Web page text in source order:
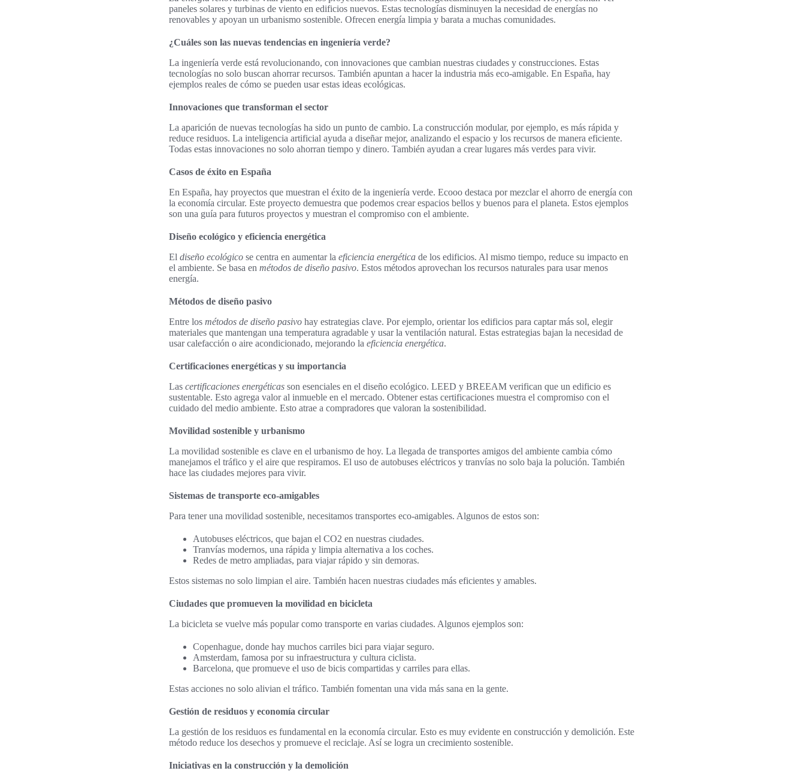
paneles solares y turbinas de viento en edificios nuevos. Estas tecnologías disminuyen la necesidad de energías no
renovables y apoyan un urbanismo sostenible. Ofrecen energía limpia y barata a muchas comunidades.
¿Cuáles son las nuevas tendencias en ingeniería verde?
La ingeniería verde está revolucionando, con innovaciones que cambian nuestras ciudades y construcciones. Estas
tecnologías no solo buscan ahorrar recursos. También apuntan a hacer la industria más eco-amigable. En España, hay
ejemplos reales de cómo se pueden usar estas ideas ecológicas.
Innovaciones que transforman el sector
La aparición de nuevas tecnologías ha sido un punto de cambio. La construcción modular, por ejemplo, es más rápida y
reduce residuos. La inteligencia artificial ayuda a diseñar mejor, analizando el espacio y los recursos de manera eficiente.
Todas estas innovaciones no solo ahorran tiempo y dinero. También ayudan a crear lugares más verdes para vivir.
Casos de éxito en España
En España, hay proyectos que muestran el éxito de la ingeniería verde. Ecooo destaca por mezclar el ahorro de energía con
la economía circular. Este proyecto demuestra que podemos crear espacios bellos y buenos para el planeta. Estos ejemplos
son una guía para futuros proyectos y muestran el compromiso con el ambiente.
Diseño ecológico y eficiencia energética
El diseño ecológico se centra en aumentar la eficiencia energética de los edificios. Al mismo tiempo, reduce su impacto en
el ambiente. Se basa en métodos de diseño pasivo. Estos métodos aprovechan los recursos naturales para usar menos
energía.
Métodos de diseño pasivo
Entre los métodos de diseño pasivo hay estrategias clave. Por ejemplo, orientar los edificios para captar más sol, elegir
materiales que mantengan una temperatura agradable y usar la ventilación natural. Estas estrategias bajan la necesidad de
usar calefacción o aire acondicionado, mejorando la eficiencia energética.
Certificaciones energéticas y su importancia
Las certificaciones energéticas son esenciales en el diseño ecológico. LEED y BREEAM verifican que un edificio es
sustentable. Esto agrega valor al inmueble en el mercado. Obtener estas certificaciones muestra el compromiso con el
cuidado del medio ambiente. Esto atrae a compradores que valoran la sostenibilidad.
Movilidad sostenible y urbanismo
La movilidad sostenible es clave en el urbanismo de hoy. La llegada de transportes amigos del ambiente cambia cómo
manejamos el tráfico y el aire que respiramos. El uso de autobuses eléctricos y tranvías no solo baja la polución. También
hace las ciudades mejores para vivir.
Sistemas de transporte eco-amigables
Para tener una movilidad sostenible, necesitamos transportes eco-amigables. Algunos de estos son:
Autobuses eléctricos, que bajan el CO2 en nuestras ciudades.
Tranvías modernos, una rápida y limpia alternativa a los coches.
Redes de metro ampliadas, para viajar rápido y sin demoras.
Estos sistemas no solo limpian el aire. También hacen nuestras ciudades más eficientes y amables.
Ciudades que promueven la movilidad en bicicleta
La bicicleta se vuelve más popular como transporte en varias ciudades. Algunos ejemplos son:
Copenhague, donde hay muchos carriles bici para viajar seguro.
Amsterdam, famosa por su infraestructura y cultura ciclista.
Barcelona, que promueve el uso de bicis compartidas y carriles para ellas.
Estas acciones no solo alivian el tráfico. También fomentan una vida más sana en la gente.
Gestión de residuos y economía circular
La gestión de los residuos es fundamental en la economía circular. Esto es muy evidente en construcción y demolición. Este
método reduce los desechos y promueve el reciclaje. Así se logra un crecimiento sostenible.
Iniciativas en la construcción y la demolición